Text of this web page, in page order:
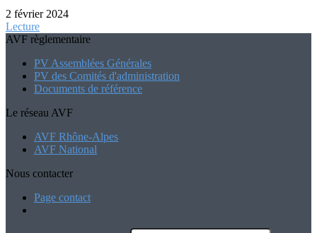
2 février 2024
Lecture
AVF règlementaire
PV Assemblées Générales
PV des Comités d'administration
Documents de référence
Le réseau AVF
AVF Rhône-Alpes
AVF National
Nous contacter
Page contact